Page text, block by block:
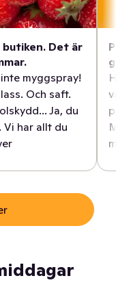
butiken. Det är
myggspray!
Och saft.
Ja, du
Vi har allt du